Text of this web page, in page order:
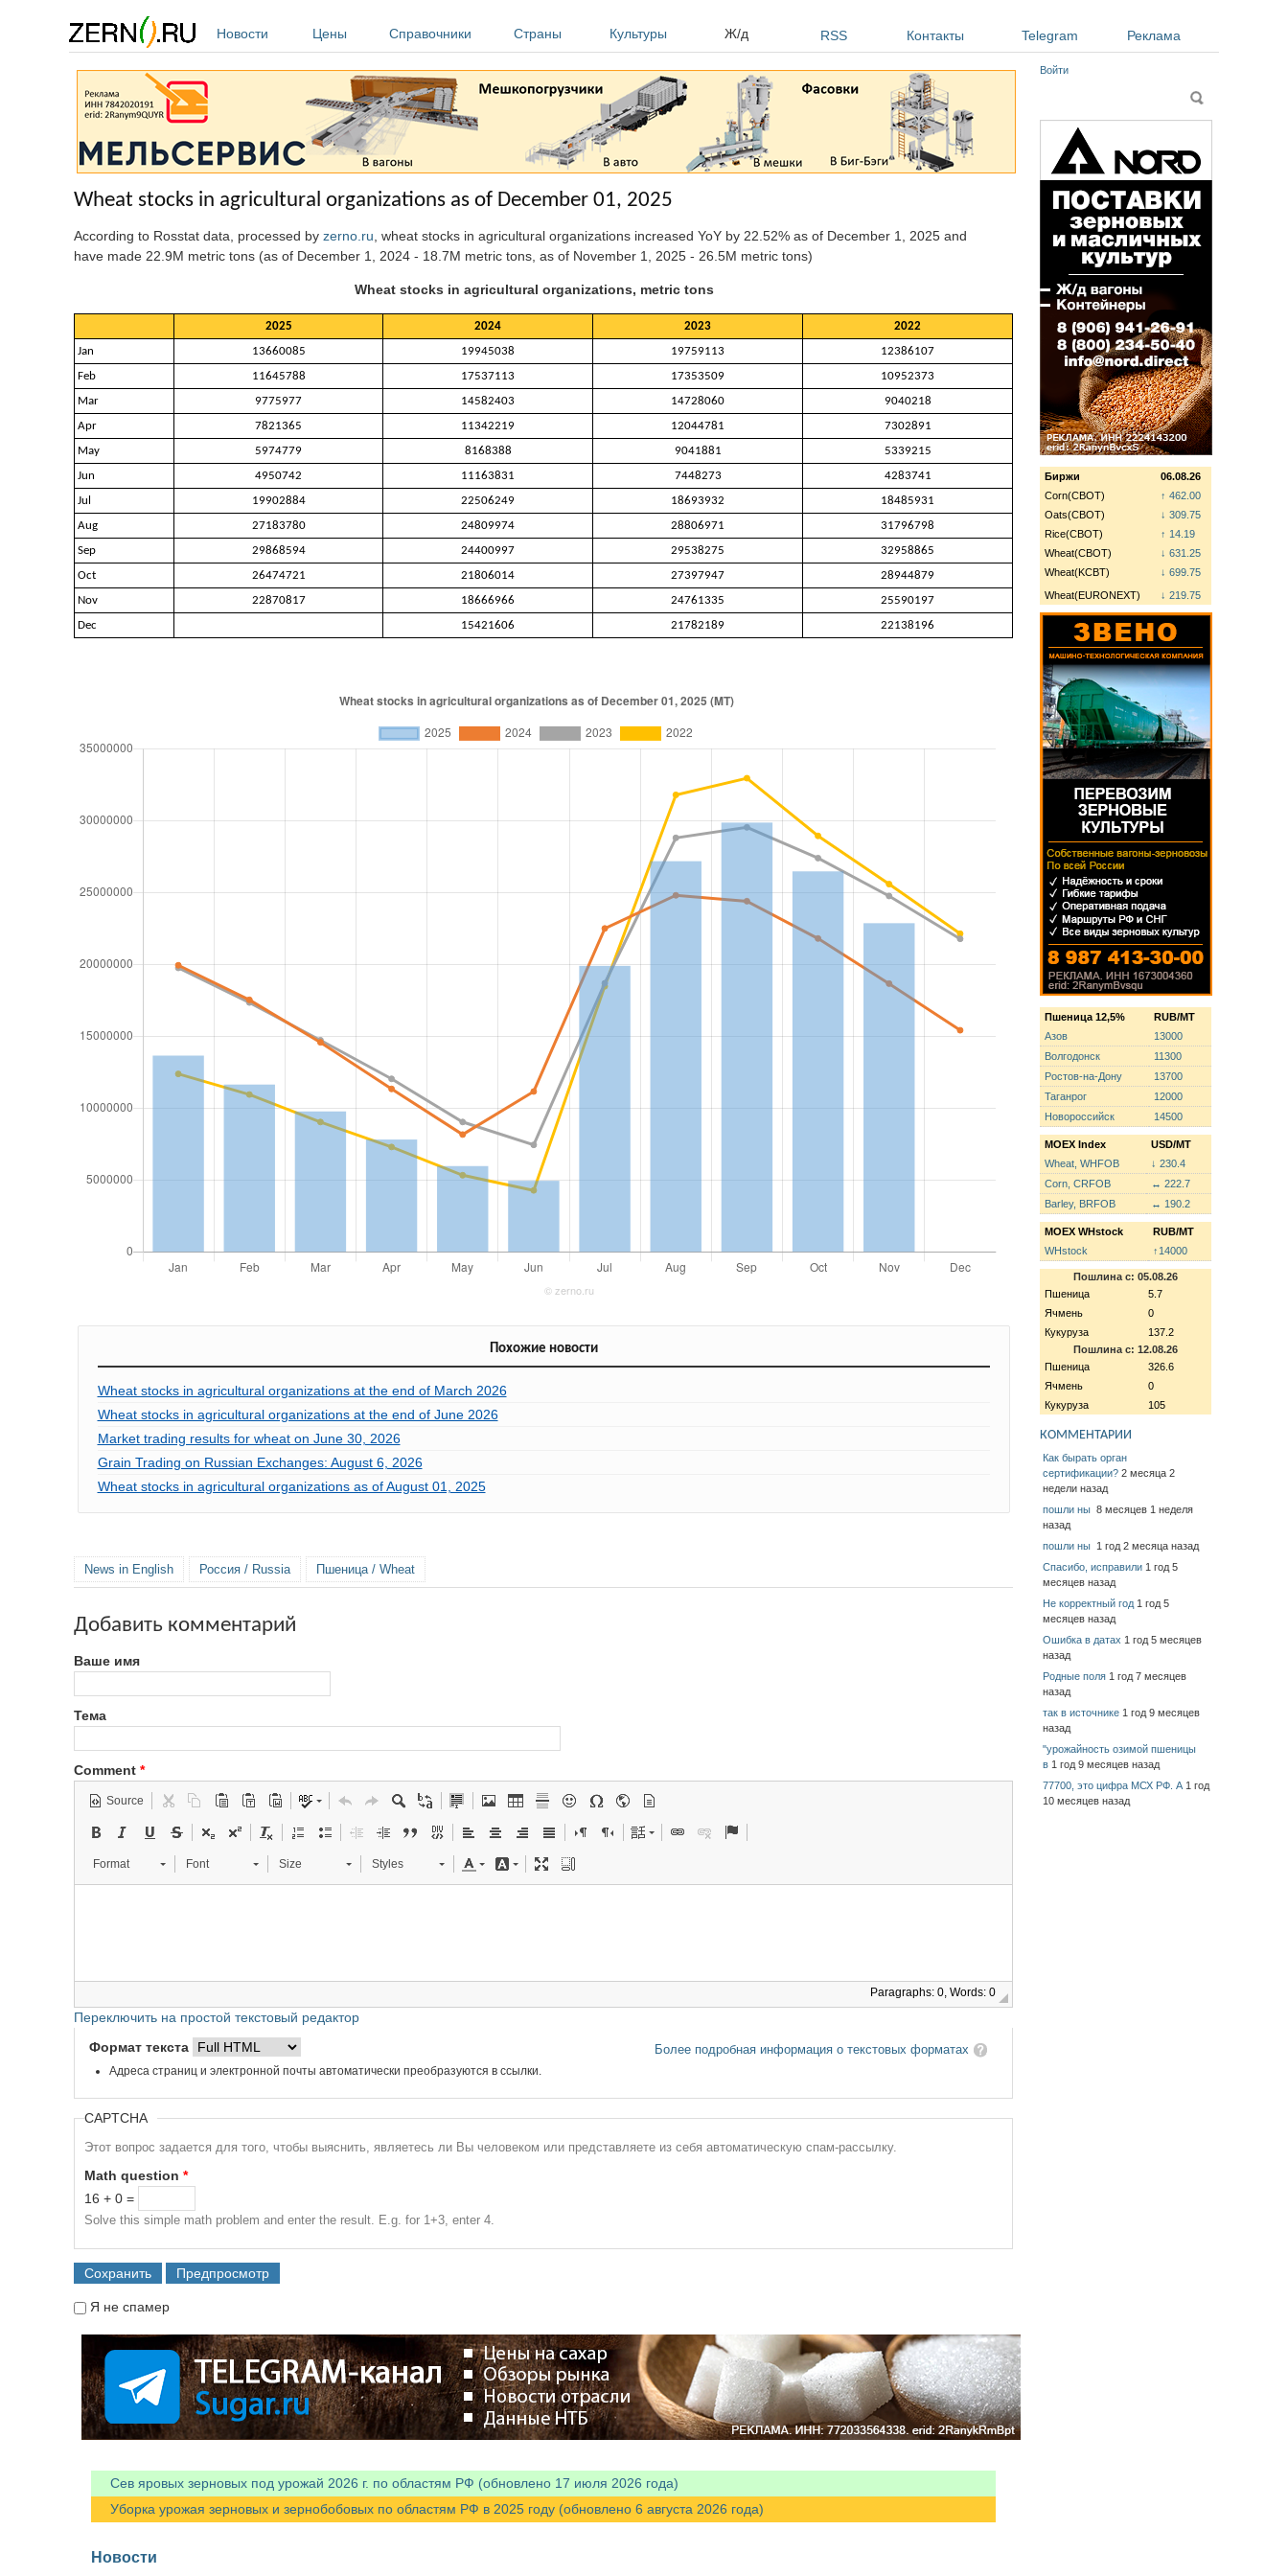
Новости
Цены Справочники Страны Культуры Ж/д RSS Контакты Telegram Реклама
Wheat stocks in agricultural organizations as of December 01, 2025
According to Rosstat data, processed by zerno.ru , wheat stocks in agricultural organizations increased YoY by 22.52% as of December 1, 2025 and
have made 22.9M metric tons (as of December 1, 2024 - 18.7M metric tons, as of November 1, 2025 - 26.5M metric tons)
Wheat stocks in agricultural organizations, metric tons
2025 2024 2023
2022
Jan
13660085 19945038 19759113
12386107
Feb
11645788 17537113 17353509
10952373
Mar
9775977 14582403 14728060
9040218
Apr
7821365 11342219 12044781
7302891
May
5974779 8168388 9041881
5339215
Jun
4950742 11163831 7448273
4283741
Jul
19902884 22506249 18693932
18485931
Aug
27183780 24809974 28806971
31796798
Sep
29868594 24400997 29538275
32958865
Oct
26474721 21806014 27397947
28944879
Nov
22870817 18666966 24761335
25590197
Dec
15421606 21782189 22138196
Похожие новости
Wheat stocks in agricultural organizations at the end of March 2026
Wheat stocks in agricultural organizations at the end of June 2026
Market trading results for wheat on June 30, 2026
Grain Trading on Russian Exchanges: August 6, 2026
Wheat stocks in agricultural organizations as of August 01, 2025
News in English Россия / Russia Пшеница / Wheat
Добавить комментарий
Ваше имя
Тема
Comment *
Source
Format Font Size Styles
Paragraphs: 0, Words: 0
Переключить на простой текстовый редактор
Более подробная информация о текстовых форматах
Формат текста
Адреса страниц и электронной почты автоматически преобразуются в ссылки.
CAPTCHA
Этот вопрос задается для того, чтобы выяснить, являетесь ли Вы человеком или представляете из себя автоматическую спам-рассылку.
Math question *
16 + 0 =
Solve this simple math problem and enter the result. E.g. for 1+3, enter 4.
Я не спамер
Сев яровых зерновых под урожай 2026 г. по областям РФ (обновлено 17 июля 2026 года)
Уборка урожая зерновых и зернобобовых по областям РФ в 2025 году (обновлено 6 августа 2026 года)
Новости
Войти
Поиск
Биржи
06.08.26
Corn(CBOT)
↑ 462.00
Oats(CBOT)
↓ 309.75
Rice(CBOT)
↑ 14.19
Wheat(CBOT)
↓ 631.25
Wheat(KCBT)
↓ 699.75
Wheat(EURONEXT)
↓ 219.75
Пшеница 12,5%
RUB/MT
Азов
13000
Волгодонск
11300
Ростов-на-Дону
13700
Таганрог
12000
Новороссийск
14500
MOEX Index
USD/MT
Wheat, WHFOB
↓ 230.4
Corn, CRFOB
↔ 222.7
Barley, BRFOB
↔ 190.2
MOEX WHstock
RUB/MT
WHstock
↑14000
Пошлина с: 05.08.26
Пшеница
5.7
Ячмень
0
Кукуруза
137.2
Пошлина с: 12.08.26
Пшеница
326.6
Ячмень
0
Кукуруза
105
КОММЕНТАРИИ
Как бырать орган
сертификации? 2 месяца 2
недели назад
пошли ны 8 месяцев 1 неделя
назад
пошли ны 1 год 2 месяца назад
Спасибо, исправили 1 год 5
месяцев назад
Не корректный год 1 год 5
месяцев назад
Ошибка в датах 1 год 5 месяцев
назад
Родные поля 1 год 7 месяцев
назад
так в источнике 1 год 9 месяцев
назад
"урожайность озимой пшеницы
в 1 год 9 месяцев назад
77700, это цифра МСХ РФ. А 1 год
10 месяцев назад